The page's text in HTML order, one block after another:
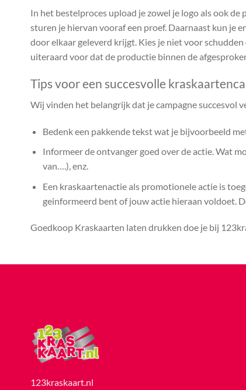
In het bestelproces upload je zowel je logo als ook
sturen je hiervan vooraf een proef. Daarnaast kun je
door elkaar geleverd krijgt. Kies je niet voor
uiteraard voor dat de productie binnen de
Tips voor een succesvolle
Wij vinden het belangrijk dat je campagne succesvol
Bedenk een pakkende tekst wat je bijvoorbeeld
Informeer de ontvanger goed over de actie. Wat
van….), enz.
Een kraskaartenactie als promotionele actie is
geinformeerd bent of jouw actie hieraan voldoet.
Goedkoop Kraskaarten laten drukken doe je bij
123kraskaart.nl